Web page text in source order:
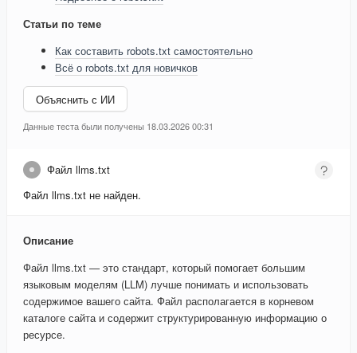
Статьи по теме
Как составить robots.txt самостоятельно
Всё о robots.txt для новичков
Объяснить с ИИ
Данные теста были получены 18.03.2026 00:31
Файл llms.txt
Файл llms.txt не найден.
Описание
Файл llms.txt — это стандарт, который помогает большим
языковым моделям (LLM) лучше понимать и использовать
содержимое вашего сайта. Файл располагается в корневом
каталоге сайта и содержит структурированную информацию о
ресурсе.